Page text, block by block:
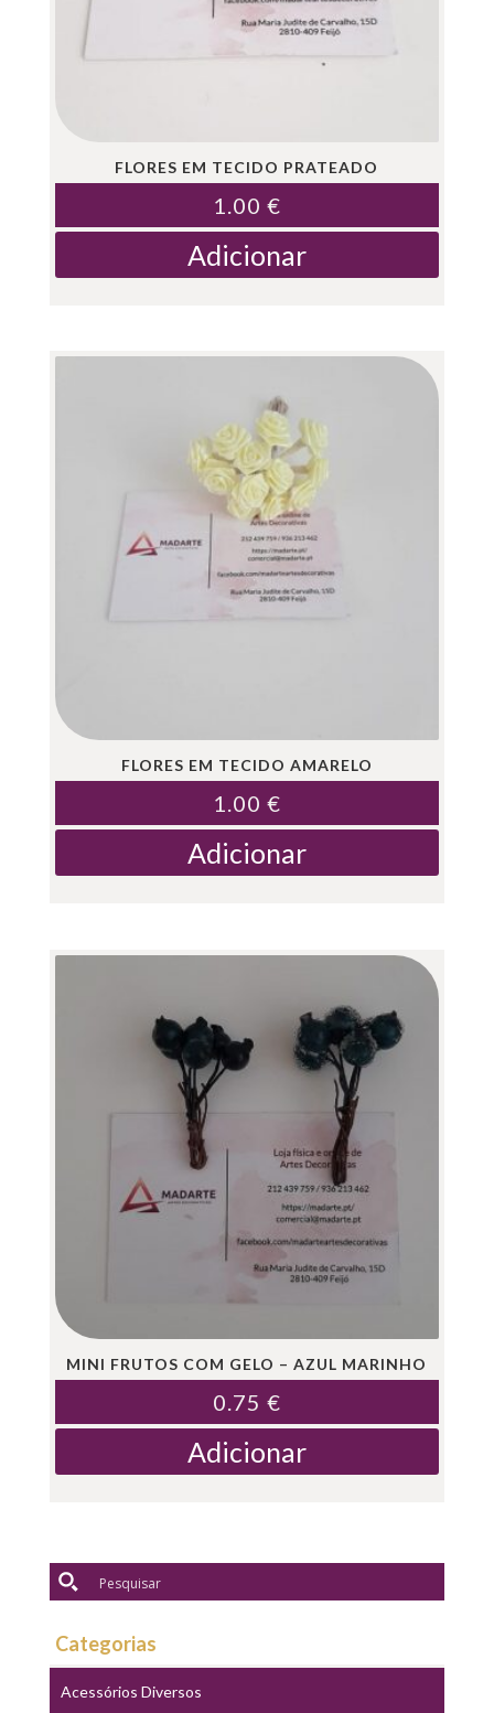
FLORES EM TECIDO PRATEADO
1.00 €
Adicionar
FLORES EM TECIDO AMARELO
1.00 €
Adicionar
MINI FRUTOS COM GELO – AZUL MARINHO
0.75 €
Adicionar
Categorias
Acessórios Diversos